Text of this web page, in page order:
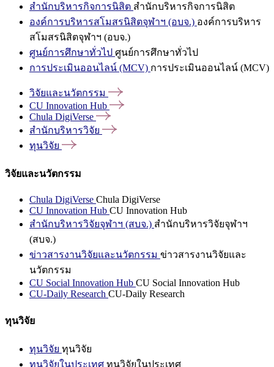
สำนักบริหารกิจการนิสิต สำนักบริหารกิจการนิสิต
องค์การบริหารสโมสรนิสิตจุฬาฯ (อบจ.) องค์การบริหาร
สโมสรนิสิตจุฬาฯ (อบจ.)
ศูนย์การศึกษาทั่วไป ศูนย์การศึกษาทั่วไป
การประเมินออนไลน์ (MCV) การประเมินออนไลน์ (MCV)
วิจัยและนวัตกรรม
CU Innovation Hub
Chula DigiVerse
สำนักบริหารวิจัย
ทุนวิจัย
วิจัยและนวัตกรรม
Chula DigiVerse Chula DigiVerse
CU Innovation Hub CU Innovation Hub
สำนักบริหารวิจัยจุฬาฯ (สบจ.) สำนักบริหารวิจัยจุฬาฯ
(สบจ.)
ข่าวสารงานวิจัยและนวัตกรรม ข่าวสารงานวิจัยและ
นวัตกรรม
CU Social Innovation Hub CU Social Innovation Hub
CU-Daily Research CU-Daily Research
ทุนวิจัย
ทุนวิจัย ทุนวิจัย
ทุนวิจัยในประเทศ ทุนวิจัยในประเทศ